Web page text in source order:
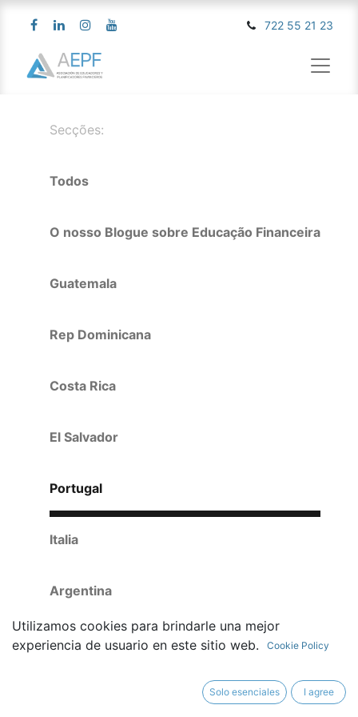
722 55 21 23
Secções:
Todos
O nosso Blogue sobre Educação Financeira
Guatemala
Rep Dominicana
Costa Rica
El Salvador
Portugal
Italia
Argentina
Utilizamos cookies para brindarle una mejor
experiencia de usuario en este sitio web.
Cookie Policy
Solo esenciales I agree